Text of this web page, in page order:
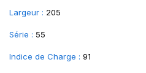
Largeur : 205
Série : 55
Indice de Charge : 91